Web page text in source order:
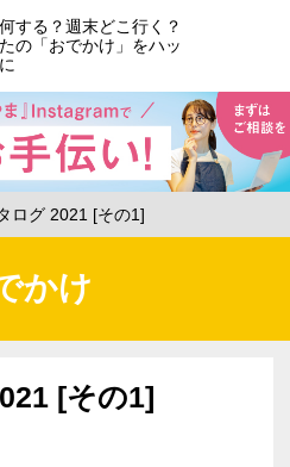
する？週末どこ行く？
の「おでかけ」をハッ
ログ 2021 [その1]
かけ
[その1]